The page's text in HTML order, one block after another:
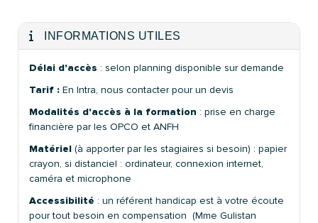
INFORMATIONS UTILES
Délai d'accès : selon planning disponible sur demande
Tarif : En Intra, nous contacter pour un devis
Modalités d'accès à la formation : prise en charge
financière par les OPCO et ANFH
Matériel (à apporter par les stagiaires si besoin) : papier
crayon, si distanciel : ordinateur, connexion internet,
caméra et microphone
Accessibilité : un référent handicap est à votre écoute
pour tout besoin en compensation (Mme Gulistan